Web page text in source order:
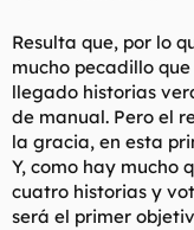
Resulta que, por lo
mucho pecadillo
llegado historias
de manual. Pero el
la gracia, en esta
Y, como hay mucho
cuatro historias y
será el primer